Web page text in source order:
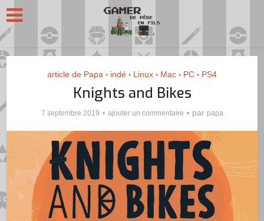
article de Papa • indé • Linux • Mac • PC • PS4
Knights and Bikes
7 septembre 2019 ajouter un commentaire par papa